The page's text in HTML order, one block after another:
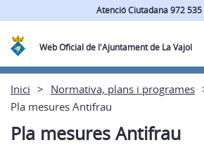
Atenció Ciutadana 972 535
Web Oficial de l'Ajuntament de La Vajol
Inici
Normativa, plans i programes
Pla mesures Antifrau
Pla mesures Antifrau